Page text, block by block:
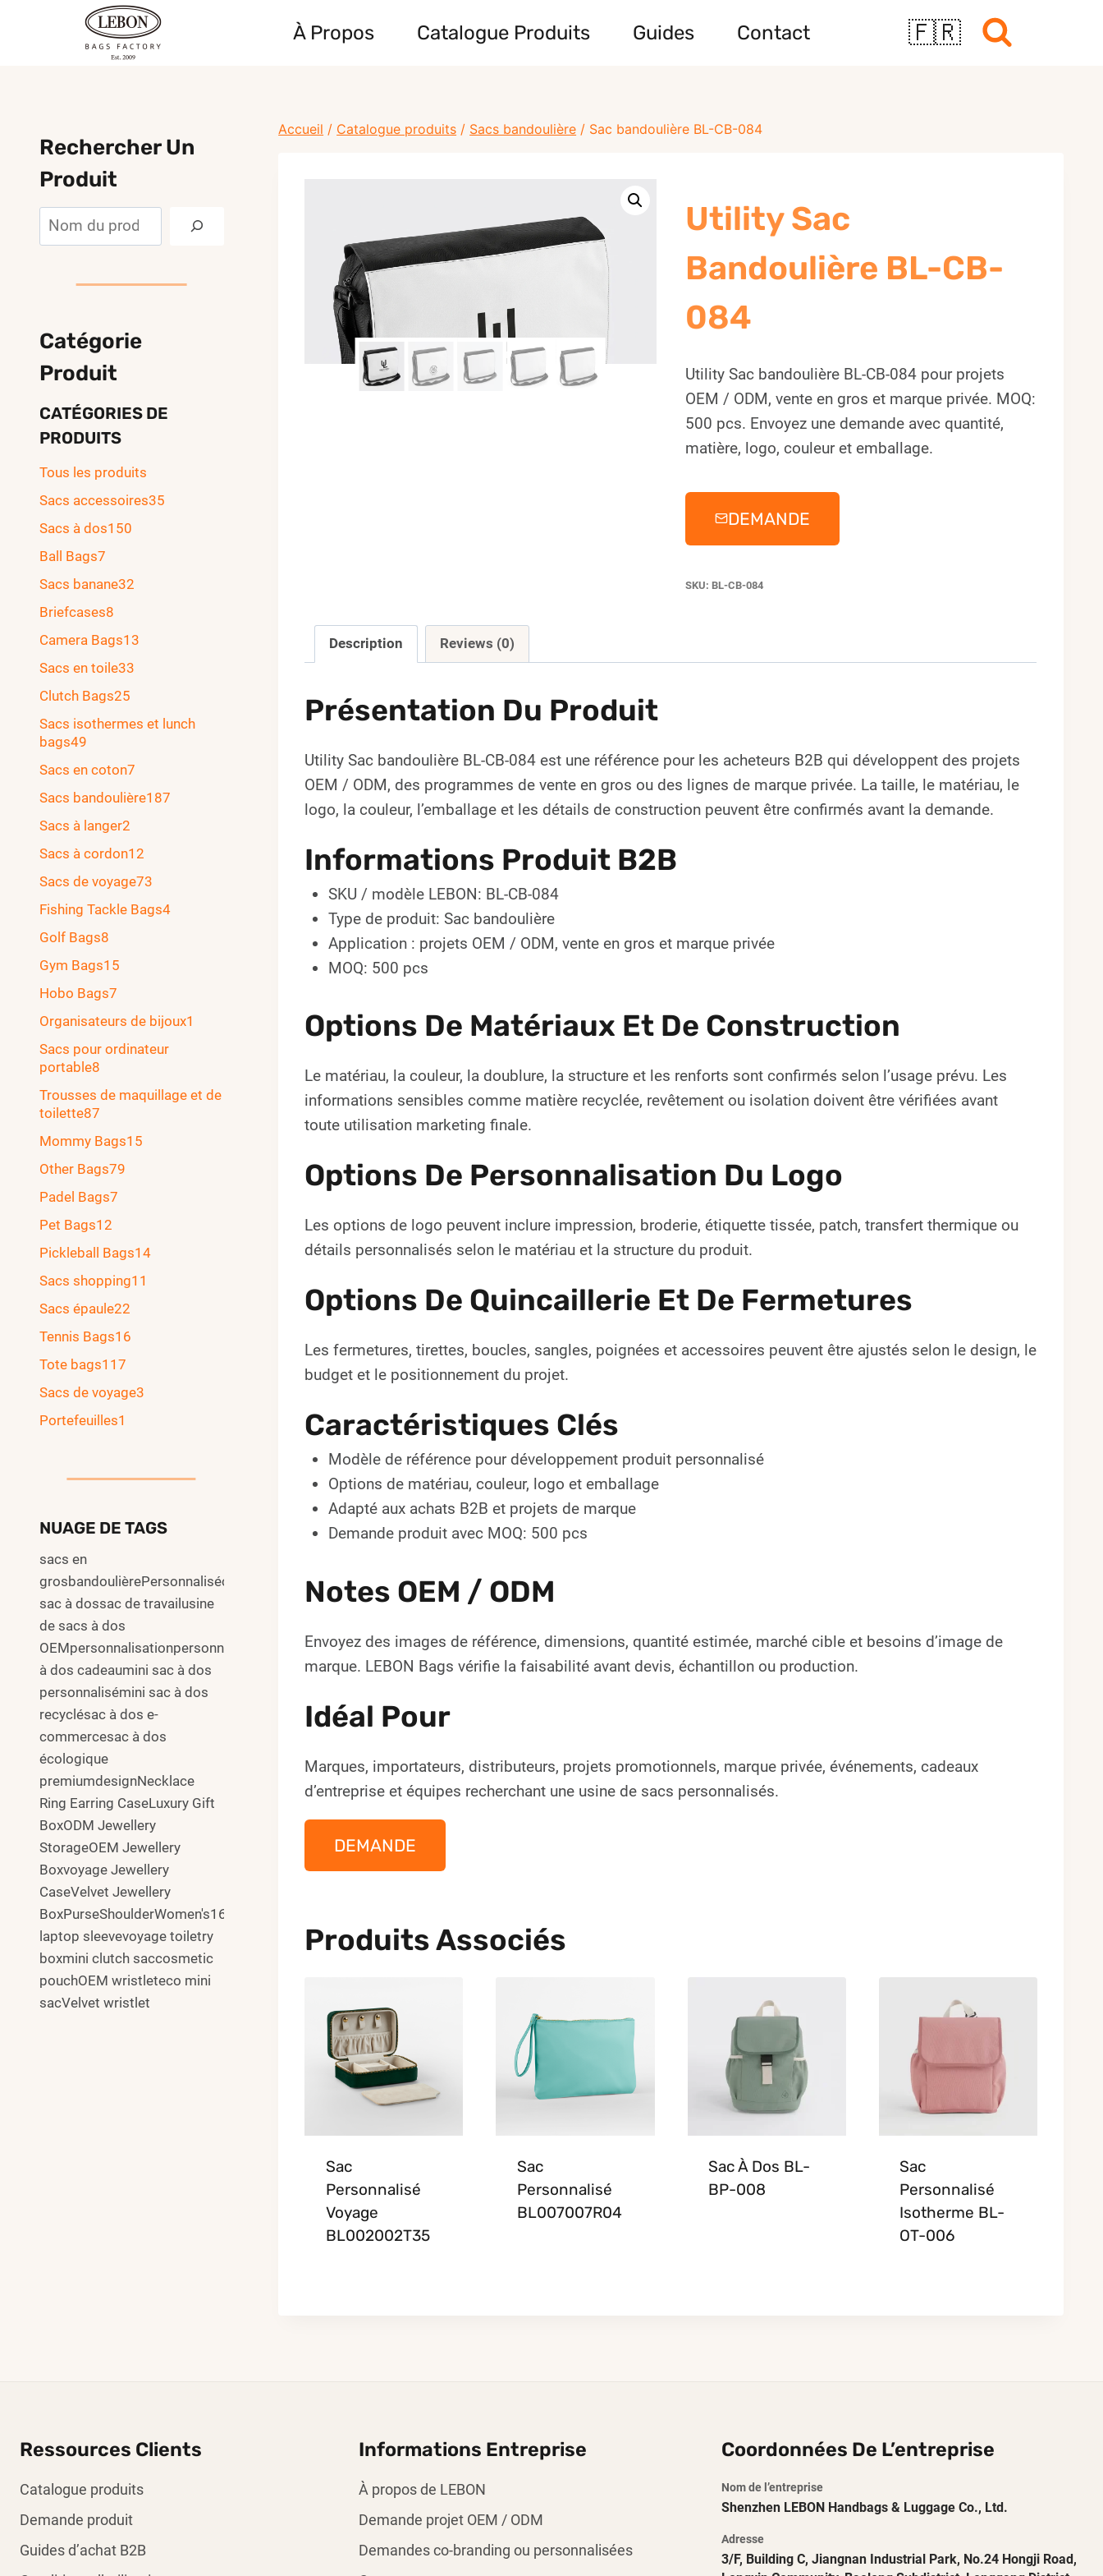
À Propos Catalogue Produits Guides Contact 🇫🇷
Accueil / Catalogue produits / Sacs bandoulière / Sac bandoulière BL-CB-084
Utility Sac
Bandoulière BL-CB-
084
Utility Sac bandoulière BL-CB-084 pour projets
OEM / ODM, vente en gros et marque privée. MOQ:
500 pcs. Envoyez une demande avec quantité,
matière, logo, couleur et emballage.
DEMANDE
SKU:BL-CB-084
Description Reviews (0)
Présentation Du Produit
Utility Sac bandoulière BL-CB-084 est une référence pour les acheteurs B2B qui développent des projets
OEM / ODM, des programmes de vente en gros ou des lignes de marque privée. La taille, le matériau, le
logo, la couleur, l’emballage et les détails de construction peuvent être confirmés avant la demande.
Informations Produit B2B
SKU / modèle LEBON: BL-CB-084
Type de produit: Sac bandoulière
Application : projets OEM / ODM, vente en gros et marque privée
MOQ: 500 pcs
Options De Matériaux Et De Construction
Le matériau, la couleur, la doublure, la structure et les renforts sont confirmés selon l’usage prévu. Les
informations sensibles comme matière recyclée, revêtement ou isolation doivent être vérifiées avant
toute utilisation marketing finale.
Options De Personnalisation Du Logo
Les options de logo peuvent inclure impression, broderie, étiquette tissée, patch, transfert thermique ou
détails personnalisés selon le matériau et la structure du produit.
Options De Quincaillerie Et De Fermetures
Les fermetures, tirettes, boucles, sangles, poignées et accessoires peuvent être ajustés selon le design, le
budget et le positionnement du projet.
Caractéristiques Clés
Modèle de référence pour développement produit personnalisé
Options de matériau, couleur, logo et emballage
Adapté aux achats B2B et projets de marque
Demande produit avec MOQ: 500 pcs
Notes OEM / ODM
Envoyez des images de référence, dimensions, quantité estimée, marché cible et besoins d’image de
marque. LEBON Bags vérifie la faisabilité avant devis, échantillon ou production.
Idéal Pour
Marques, importateurs, distributeurs, projets promotionnels, marque privée, événements, cadeaux
d’entreprise et équipes recherchant une usine de sacs personnalisés.
DEMANDE
Produits Associés
Sac
Personnalisé
Voyage
BL002002T35
Sac
Personnalisé
BL007007R04
Sac À Dos BL-
BP-008
Sac
Personnalisé
Isotherme BL-
OT-006
Rechercher Un
Produit
Rechercher
Catégorie
Produit
CATÉGORIES DE
PRODUITS
Tous les produits
Sacs accessoires35
Sacs à dos150
Ball Bags7
Sacs banane32
Briefcases8
Camera Bags13
Sacs en toile33
Clutch Bags25
Sacs isothermes et lunch
bags49
Sacs en coton7
Sacs bandoulière187
Sacs à langer2
Sacs à cordon12
Sacs de voyage73
Fishing Tackle Bags4
Golf Bags8
Gym Bags15
Hobo Bags7
Organisateurs de bijoux1
Sacs pour ordinateur
portable8
Trousses de maquillage et de
toilette87
Mommy Bags15
Other Bags79
Padel Bags7
Pet Bags12
Pickleball Bags14
Sacs shopping11
Sacs épaule22
Tennis Bags16
Tote bags117
Sacs de voyage3
Portefeuilles1
NUAGE DE TAGS
sacs en
grosbandoulièrePersonnalisécommuter
sac à dossac de travailusine
de sacs à dos
OEMpersonnalisationpersonnalisersac
à dos cadeaumini sac à dos
personnalisémini sac à dos
recyclésac à dos e-
commercesac à dos
écologique
premiumdesignNecklace
Ring Earring CaseLuxury Gift
BoxODM Jewellery
StorageOEM Jewellery
Boxvoyage Jewellery
CaseVelvet Jewellery
BoxPurseShoulderWomen's16"
laptop sleevevoyage toiletry
boxmini clutch saccosmetic
pouchOEM wristleteco mini
sacVelvet wristlet
Ressources Clients
Catalogue produits
Demande produit
Guides d’achat B2B
Informations Entreprise
À propos de LEBON
Demande projet OEM / ODM
Demandes co-branding ou personnalisées
Coordonnées De L’entreprise
Nom de l’entreprise
Shenzhen LEBON Handbags & Luggage Co., Ltd.
Adresse
3/F, Building C, Jiangnan Industrial Park, No.24 Hongji Road,